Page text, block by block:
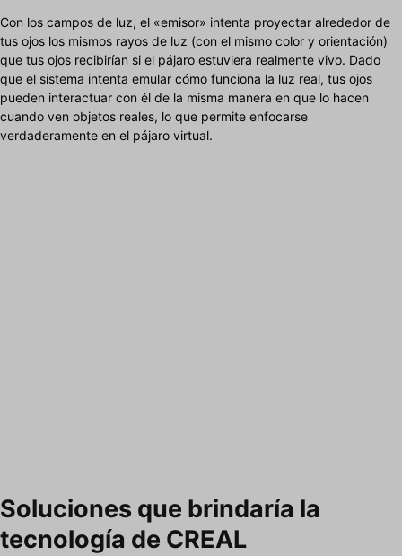
Con los campos de luz, el «emisor» intenta proyectar alrededor de
tus ojos los mismos rayos de luz (con el mismo color y orientación)
que tus ojos recibirían si el pájaro estuviera realmente vivo. Dado
que el sistema intenta emular cómo funciona la luz real, tus ojos
pueden interactuar con él de la misma manera en que lo hacen
cuando ven objetos reales, lo que permite enfocarse
verdaderamente en el pájaro virtual.
Soluciones que brindaría la
tecnología de CREAL